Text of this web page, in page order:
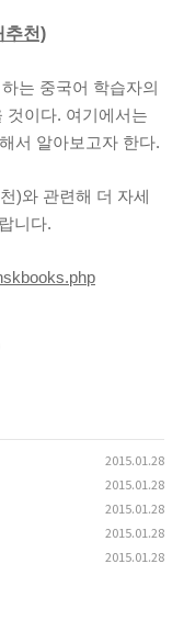
추천)
는 중국어 학습자의
것이다. 여기에서는
서 알아보고자 한다.
)와 관련해 더 자세
니다.
2015.01.28
2015.01.28
2015.01.28
2015.01.28
2015.01.28